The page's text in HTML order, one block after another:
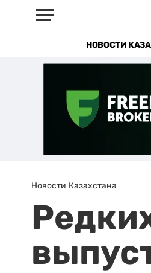
НОВОСТИ
Новости Казахстана